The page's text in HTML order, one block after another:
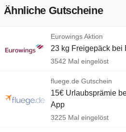
Ähnliche Gutscheine
Eurowings Aktion
23 kg Freigepäck bei
3542 Mal eingelöst
fluege.de Gutschein
15€ Urlaubsprämie
App
3225 Mal eingelöst